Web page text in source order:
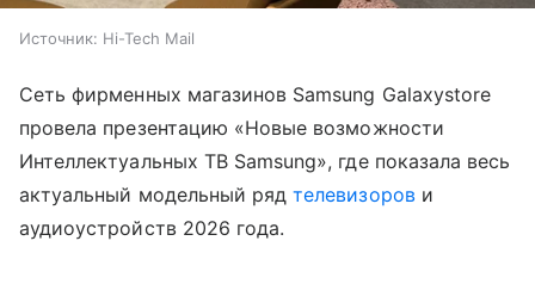
Источник: Hi-Tech Mail
Сеть фирменных магазинов Samsung Galaxystore
провела презентацию «Новые возможности
Интеллектуальных ТВ Samsung», где показала весь
актуальный модельный рядтелевизорови
аудиоустройств 2026 года.